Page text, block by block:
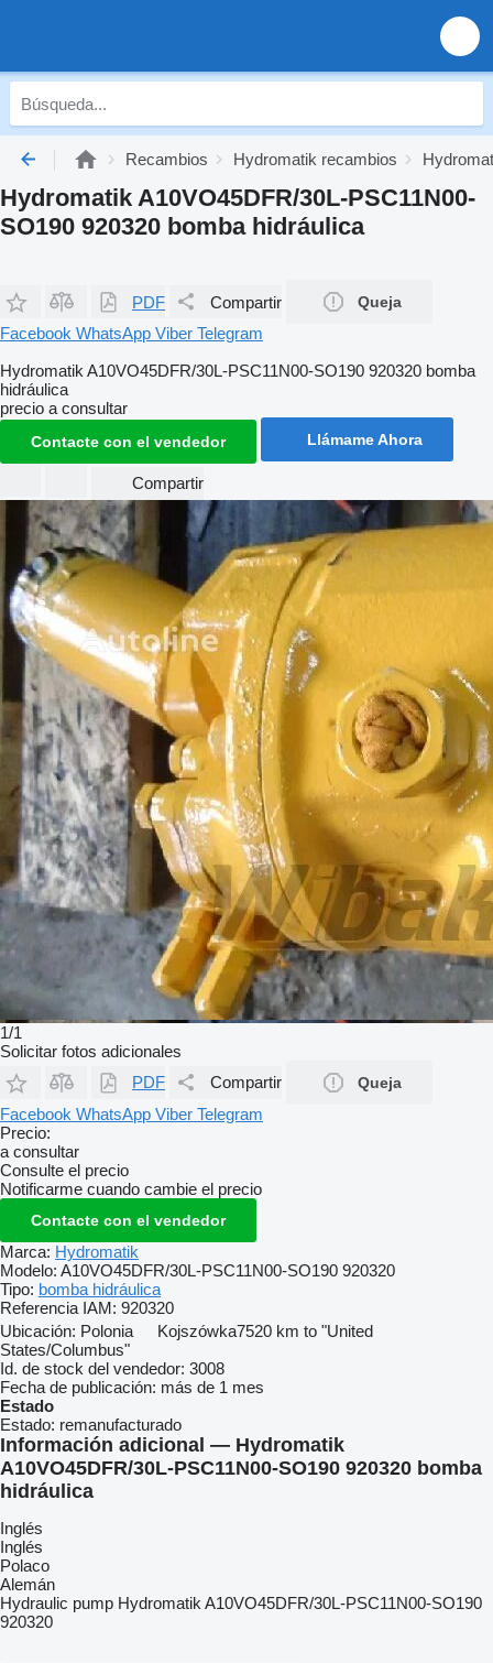
Recambios Hydromatik recambios
Hydromatik A10VO45DFR/30L-PSC11N00-
SO190 920320 bomba hidráulica
PDF Compartir Queja
Facebook WhatsApp Viber Telegram
Hydromatik A10VO45DFR/30L-PSC11N00-SO190 920320 bomba
hidráulica
precio a consultar
Contacte con el vendedor Llámame Ahora
Compartir
1/1
Solicitar fotos adicionales
PDF
Compartir Queja
Facebook WhatsApp Viber Telegram
Precio:
a consultar
Consulte el precio
Notificarme cuando cambie el precio
Contacte con el vendedor
Marca: Hydromatik
Modelo: A10VO45DFR/30L-PSC11N00-SO190 920320
Tipo: bomba hidráulica
Referencia IAM: 920320
Ubicación: Polonia Kojszówka7520 km to "United
States/Columbus"
Id. de stock del vendedor: 3008
Fecha de publicación: más de 1 mes
Estado
Estado: remanufacturado
Información adicional — Hydromatik
A10VO45DFR/30L-PSC11N00-SO190 920320 bomba
hidráulica
Inglés
Inglés
Polaco
Alemán
Hydraulic pump Hydromatik A10VO45DFR/30L-PSC11N00-SO190
920320